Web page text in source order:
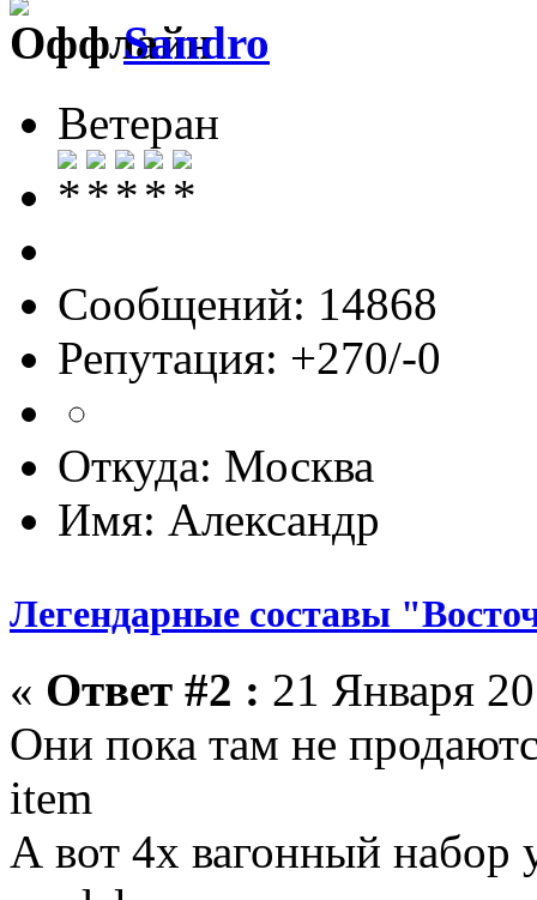
Sandro
Ветеран
Сообщений: 14868
Репутация: +270/-0
Откуда: Москва
Имя: Александр
Легендарные составы
« Ответ #2 : 21 Января
Они пока там не
item
А вот 4х вагонный набор